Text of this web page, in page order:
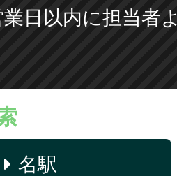
業日以内に担当者
名駅